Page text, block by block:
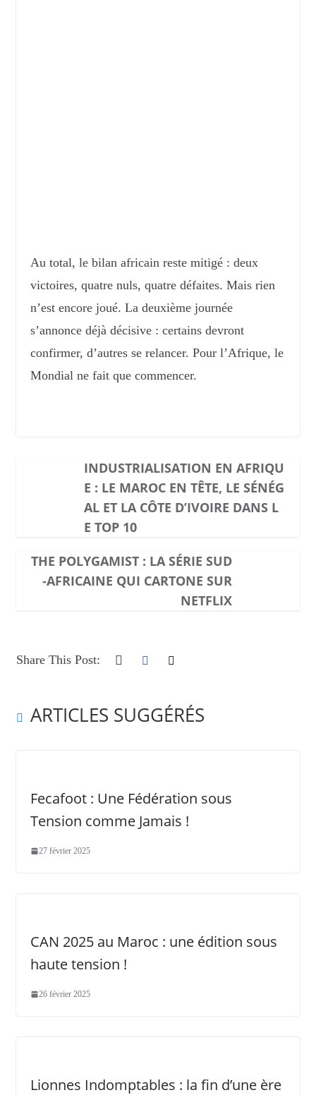
Au total, le bilan africain reste mitigé : deux
victoires, quatre nuls, quatre défaites. Mais rien
n’est encore joué. La deuxième journée
s’annonce déjà décisive : certains devront
confirmer, d’autres se relancer. Pour l’Afrique, le
Mondial ne fait que commencer.
INDUSTRIALISATION EN AFRIQU
E : LE MAROC EN TÊTE, LE SÉNÉG
AL ET LA CÔTE D’IVOIRE DANS L
E TOP 10
THE POLYGAMIST : LA SÉRIE SUD
-AFRICAINE QUI CARTONE SUR
NETFLIX
Share This Post:
ARTICLES SUGGÉRÉS
Fecafoot : Une Fédération sous
Tension comme Jamais !
27 février 2025
CAN 2025 au Maroc : une édition sous
haute tension !
26 février 2025
Lionnes Indomptables : la fin d’une ère